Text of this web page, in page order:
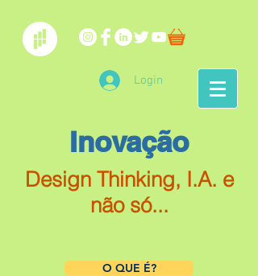
Login
Inovação
Design Thinking, I.A. e
não só...
O QUE É?